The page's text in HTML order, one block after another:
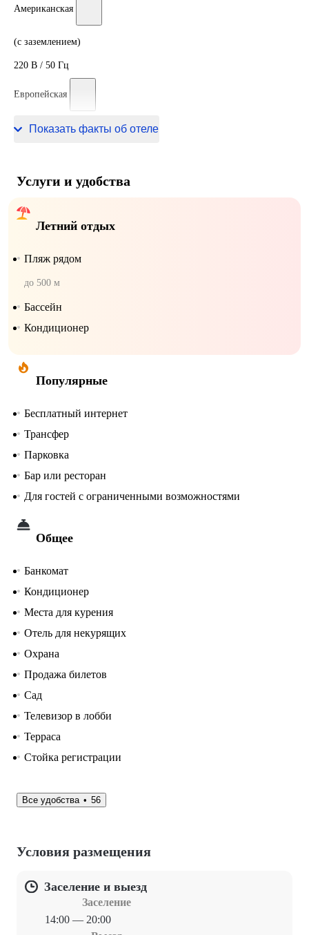
Американская
(с заземлением)
220 В / 50 Гц
Европейская
220 В / 50 Гц
Показать факты об отеле
Услуги и удобства
Летний отдых
Пляж рядом
до 500 м
Бассейн
Кондиционер
Популярные
Бесплатный интернет
Трансфер
Парковка
Бар или ресторан
Для гостей с ограниченными возможностями
Общее
Банкомат
Кондиционер
Места для курения
Отель для некурящих
Охрана
Продажа билетов
Сад
Телевизор в лобби
Терраса
Стойка регистрации
Все удобства 56
Условия размещения
Заселение и выезд
Заселение
14:00 — 20:00